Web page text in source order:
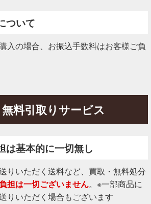
ついて
入の場合、お振込手数料はお客様ご負
料引取りサービス
は基本的に一切無し
りいただく送料など、買取・無料処分
担は一切ございません。※一部商品に
りいただく場合もございます